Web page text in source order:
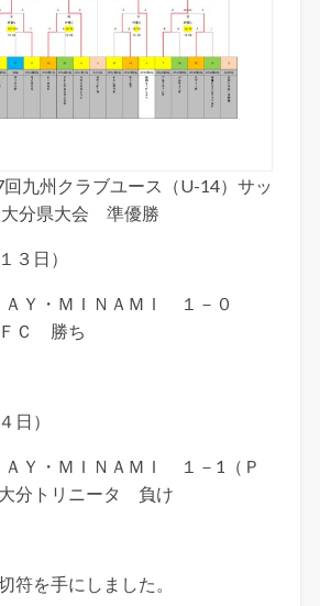
九州クラブユース（U-14）サッ
大分県大会 準優勝
日）
ＡＹ・ＭＩＮＡＭＩ １－０
Ｃ 勝ち
日）
ＡＹ・ＭＩＮＡＭＩ １－1（Ｐ
トリニータ 負け
符を手にしました。